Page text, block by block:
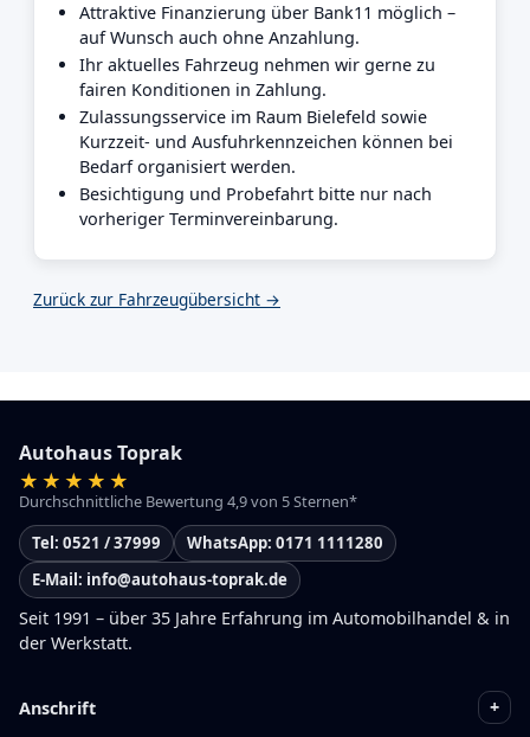
Attraktive Finanzierung über Bank11 möglich –
auf Wunsch auch ohne Anzahlung.
Ihr aktuelles Fahrzeug nehmen wir gerne zu
fairen Konditionen in Zahlung.
Zulassungsservice im Raum Bielefeld sowie
Kurzzeit- und Ausfuhrkennzeichen können bei
Bedarf organisiert werden.
Besichtigung und Probefahrt bitte nur nach
vorheriger Terminvereinbarung.
Zurück zur Fahrzeugübersicht →
Autohaus Toprak
Durchschnittliche Bewertung 4,9 von 5 Sternen*
Tel: 0521 / 37999
WhatsApp: 0171 1111280
E-Mail: info@autohaus-toprak.de
Seit 1991 – über 35 Jahre Erfahrung im Automobilhandel & in
der Werkstatt.
Anschrift
+